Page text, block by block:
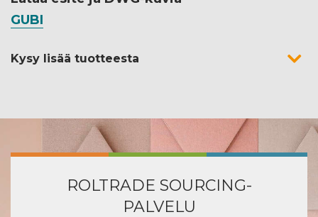
GUBI
Kysy lisää tuotteesta
ROLTRADE SOURCING-
PALVELU